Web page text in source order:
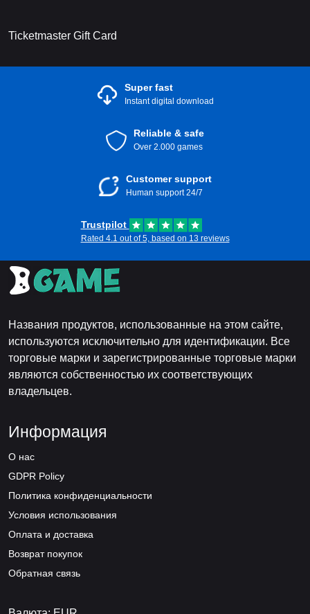
Ticketmaster Gift Card
Super fast
Instant digital download
Reliable & safe
Over 2.000 games
Customer support
Human support 24/7
Trustpilot
Rated 4.1 out of 5, based on 13 reviews
Названия продуктов, использованные на этом сайте,
используются исключительно для идентификации. Все
торговые марки и зарегистрированные торговые марки
являются собственностью их соответствующих
владельцев.
Информация
О нас
GDPR Policy
Политика конфиденциальности
Условия использования
Оплата и доставка
Возврат покупок
Обратная связь